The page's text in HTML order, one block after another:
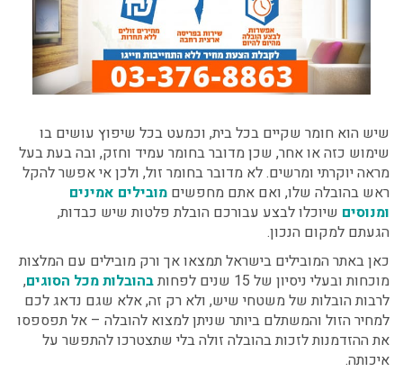
שיש הוא חומר שקיים בכל בית, וכמעט בכל שיפוץ עושים בו
שימוש כזה או אחר, שכן מדובר בחומר עמיד וחזק, ובה בעת בעל
מראה יוקרתי ומרשים. לא מדובר בחומר זול, ולכן אי אפשר להקל
ראש בהובלה שלו, ואם אתם מחפשים מובילים אמינים
ומנוסים שיוכלו לבצע עבורכם הובלת פלטות שיש כבדות,
הגעתם למקום הנכון.
כאן באתר המובילים בישראל תמצאו אך ורק מובילים עם המלצות
מוכחות ובעלי ניסיון של 15 שנים לפחות
בהובלות מכל הסוגים,
לרבות הובלות של משטחי שיש, ולא רק זה, אלא שגם נדאג לכם
למחיר הזול והמשתלם ביותר שניתן למצוא להובלה – אל תפספסו
את ההזדמנות לזכות בהובלה זולה בלי שתצטרכו להתפשר על
איכותה.